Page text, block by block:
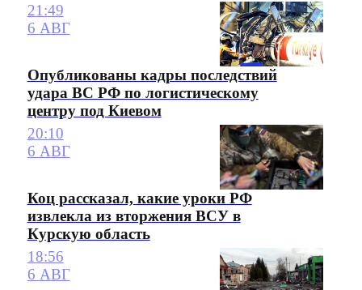
21:49
6 АВГ
Опубликованы кадры последствий
удара ВС РФ по логистическому
центру под Киевом
20:10
6 АВГ
Коц рассказал, какие уроки РФ
извлекла из вторжения ВСУ в
Курскую область
18:56
6 АВГ